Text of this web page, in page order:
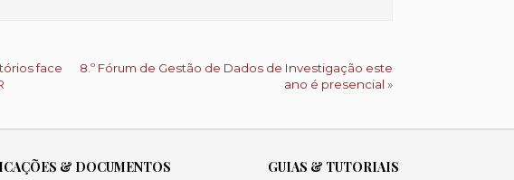
face
8.º Fórum de Gestão de Dados de Investigação este
ano é presencial »
& DOCUMENTOS GUIAS & TUTORIAIS